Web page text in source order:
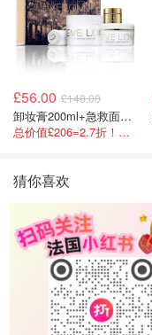
£56.00 £140.00
卸妆膏200ml+急救面膜100ml+青春面霜15ml
总价值£206=2.7折！闭眼冲这套！
猜你喜欢